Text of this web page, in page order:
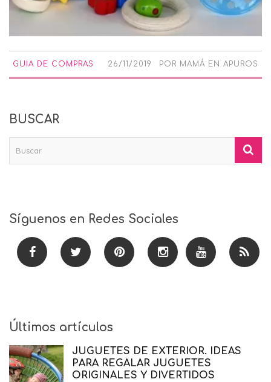
GUIA DE COMPRAS 26/11/2019 POR MAMÁ EN APUROS
BUSCAR
Síguenos en Redes Sociales
Últimos artículos
JUGUETES DE EXTERIOR. IDEAS
PARA REGALAR JUGUETES
ORIGINALES Y DIVERTIDOS